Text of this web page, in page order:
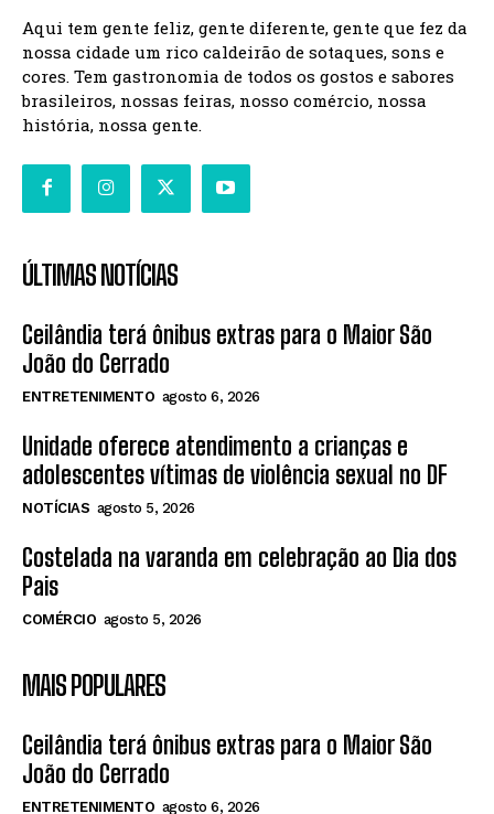
Aqui tem gente feliz, gente diferente, gente que fez da
nossa cidade um rico caldeirão de sotaques, sons e
cores. Tem gastronomia de todos os gostos e sabores
brasileiros, nossas feiras, nosso comércio, nossa
história, nossa gente.
ÚLTIMAS NOTÍCIAS
Ceilândia terá ônibus extras para o Maior São
João do Cerrado
ENTRETENIMENTO agosto 6, 2026
Unidade oferece atendimento a crianças e
adolescentes vítimas de violência sexual no DF
NOTÍCIAS agosto 5, 2026
Costelada na varanda em celebração ao Dia dos
Pais
COMÉRCIO agosto 5, 2026
MAIS POPULARES
Ceilândia terá ônibus extras para o Maior São
João do Cerrado
ENTRETENIMENTO agosto 6, 2026